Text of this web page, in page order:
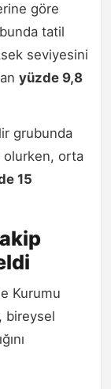
göre
tatil
seviyesini
yüzde 9,8
grubunda
olurken, orta
15
Kurumu
bireysel